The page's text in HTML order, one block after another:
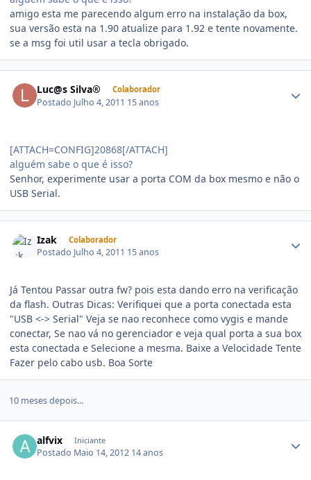
amigo esta me parecendo algum erro na instalação da box,
sua versão esta na 1.90 atualize para 1.92 e tente novamente.
se a msg foi util usar a tecla obrigado.
Luc@s Silva® Colaborador
Postado Julho 4, 2011 15 anos
[ATTACH=CONFIG]20868[/ATTACH]
alguém sabe o que é isso?
Senhor, experimente usar a porta COM da box mesmo e não o
USB Serial.
Izak Colaborador
Postado Julho 4, 2011 15 anos
Já Tentou Passar outra fw? pois esta dando erro na verificação
da flash. Outras Dicas: Verifiquei que a porta conectada esta
"USB <-> Serial" Veja se nao reconhece como vygis e mande
conectar, Se nao vá no gerenciador e veja qual porta a sua box
esta conectada e Selecione a mesma. Baixe a Velocidade Tente
Fazer pelo cabo usb. Boa Sorte
10 meses depois...
alfvix Iniciante
Postado Maio 14, 2012 14 anos